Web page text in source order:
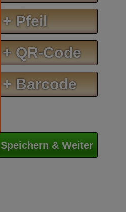
+ Pfeil
+ QR-Code
+ Barcode
Speichern & Weiter